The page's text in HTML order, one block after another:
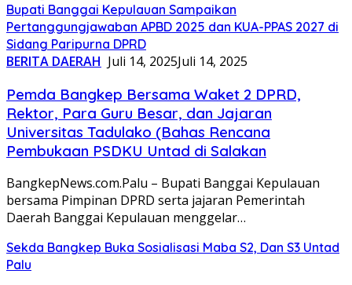
Bupati Banggai Kepulauan Sampaikan
Pertanggungjawaban APBD 2025 dan KUA-PPAS 2027 di
Sidang Paripurna DPRD
BERITA DAERAH Juli 14, 2025Juli 14, 2025
Pemda Bangkep Bersama Waket 2 DPRD,
Rektor, Para Guru Besar, dan Jajaran
Universitas Tadulako (Bahas Rencana
Pembukaan PSDKU Untad di Salakan
BangkepNews.com.Palu – Bupati Banggai Kepulauan
bersama Pimpinan DPRD serta jajaran Pemerintah
Daerah Banggai Kepulauan menggelar…
Sekda Bangkep Buka Sosialisasi Maba S2, Dan S3 Untad
Palu